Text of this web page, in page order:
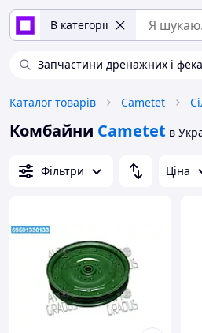
В категорії
Запчастини дренажних і
Каталог товарів Cametet
Комбайни Cametet в
Фільтри Ціна